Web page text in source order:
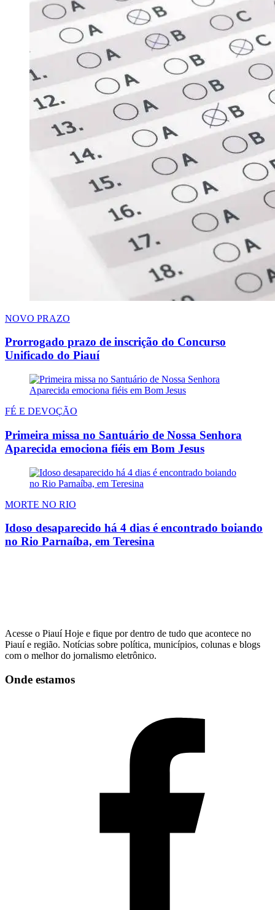
NOVO PRAZO
Prorrogado prazo de inscrição do Concurso
Unificado do Piauí
FÉ E DEVOÇÃO
Primeira missa no Santuário de Nossa Senhora
Aparecida emociona fiéis em Bom Jesus
MORTE NO RIO
Idoso desaparecido há 4 dias é encontrado boiando
no Rio Parnaíba, em Teresina
Acesse o Piauí Hoje e fique por dentro de tudo que acontece no
Piauí e região. Notícias sobre política, municípios, colunas e blogs
com o melhor do jornalismo eletrônico.
Onde estamos